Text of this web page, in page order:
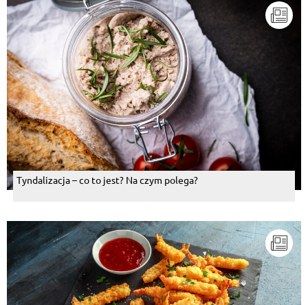
Tyndalizacja – co to jest? Na czym polega?